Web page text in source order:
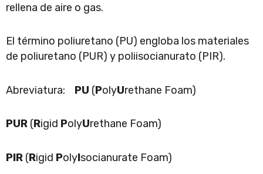
rellena de aire o gas.
El término poliuretano (PU) engloba los materiales
de poliuretano (PUR) y poliisocianurato (PIR).
Abreviatura: PU (PolyUrethane Foam)
PUR (Rigid PolyUrethane Foam)
PIR (Rigid PolyIsocianurate Foam)